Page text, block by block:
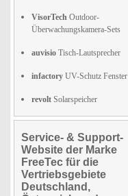
VisorTech Outdoor-
Überwachungskamera-Sets
auvisio Tisch-Lautsprecher
infactory UV-Schutz Fenster
revolt Solarspeicher
Service- & Support-
Website der Marke
FreeTec für die
Vertriebsgebiete
Deutschland,